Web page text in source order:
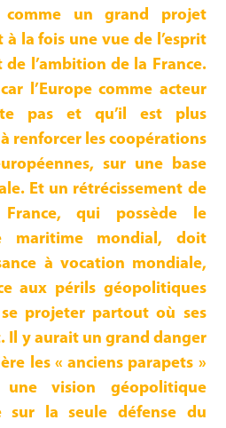
comme un grand projet
la fois une vue de l’esprit
l’ambition de la France.
l’Europe comme acteur
pas et qu’il est plus
renforcer les coopérations
sur une base
Et un rétrécissement de
qui possède le
maritime mondial, doit
à vocation mondiale,
aux périls géopolitiques
projeter partout où ses
Il y aurait un grand danger
les « anciens parapets »
une vision géopolitique
sur la seule défense du